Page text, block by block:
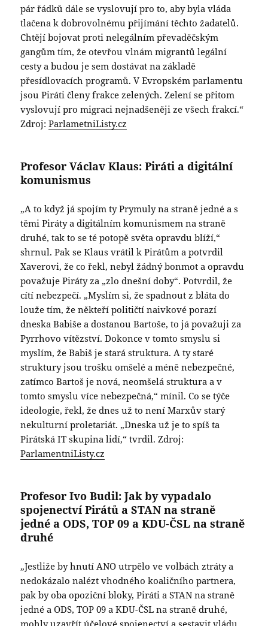
pár řádků dále se vyslovují pro to, aby byla vláda
tlačena k dobrovolnému přijímání těchto žadatelů.
Chtějí bojovat proti nelegálním převaděčským
gangům tím, že otevřou vlnám migrantů legální
cesty a budou je sem dostávat na základě
přesídlovacích programů. V Evropském parlamentu
jsou Piráti členy frakce zelených. Zelení se přitom
vyslovují pro migraci nejnadšeněji ze všech frakcí.“
Zdroj:ParlametniListy.cz
Profesor Václav Klaus: Piráti a digitální
komunismus
„A to když já spojím ty Prymuly na straně jedné a s
těmi Piráty a digitálním komunismem na straně
druhé, tak to se té potopě světa opravdu blíží,“
shrnul. Pak se Klaus vrátil k Pirátům a potvrdil
Xaverovi, že co řekl, nebyl žádný bonmot a opravdu
považuje Piráty za „zlo dnešní doby“. Potvrdil, že
cítí nebezpečí. „Myslím si, že spadnout z bláta do
louže tím, že někteří političtí naivkové porazí
dneska Babiše a dostanou Bartoše, to já považuji za
Pyrrhovo vítězství. Dokonce v tomto smyslu si
myslím, že Babiš je stará struktura. A ty staré
struktury jsou trošku omšelé a méně nebezpečné,
zatímco Bartoš je nová, neomšelá struktura a v
tomto smyslu více nebezpečná,“ mínil. Co se týče
ideologie, řekl, že dnes už to není Marxův starý
nekulturní proletariát. „Dneska už je to spíš ta
Pirátská IT skupina lidí,“ tvrdil. Zdroj:
ParlamentniListy.cz
Profesor Ivo Budil: Jak by vypadalo
spojenectví Pirátů a STAN na straně
jedné a ODS, TOP 09 a KDU-ČSL na straně
druhé
„Jestliže by hnutí ANO utrpělo ve volbách ztráty a
nedokázalo nalézt vhodného koaličního partnera,
pak by oba opoziční bloky, Piráti a STAN na straně
jedné a ODS, TOP 09 a KDU-ČSL na straně druhé,
mohly uzavřít účelové spojenectví a sestavit vládu.